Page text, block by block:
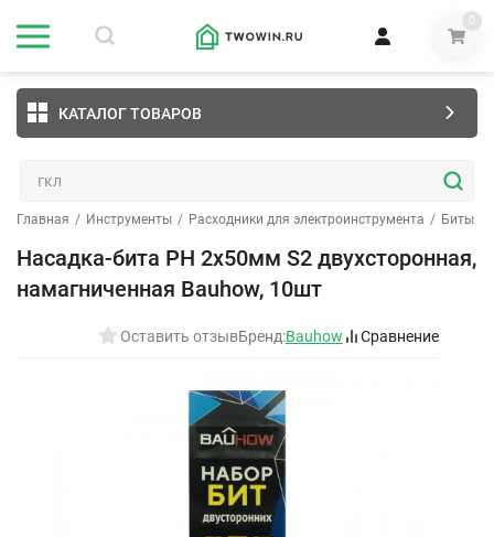
0
КАТАЛОГ ТОВАРОВ
Главная / Инструменты / Расходники для электроинструмента / Биты
Насадка-бита PH 2х50мм S2 двухсторонная,
намагниченная Bauhow, 10шт
Оставить отзывБренд:Bauhow Сравнение